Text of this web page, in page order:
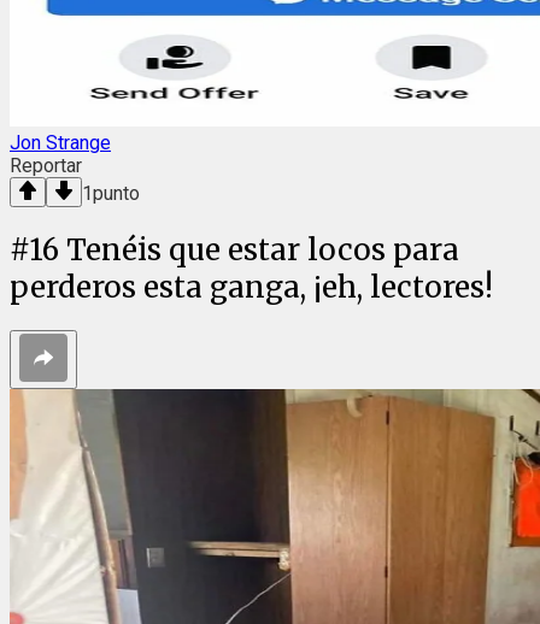
Jon Strange
Reportar
1punto
#16 Tenéis que estar locos para
perderos esta ganga, ¡eh, lectores!